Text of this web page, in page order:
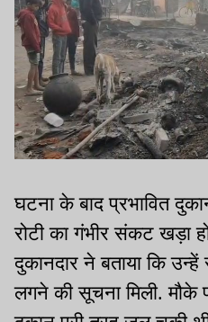
घटना के बाद प्रभावित
रोटी का गंभीर संकट खड़ा
दुकानदार ने बताया कि
लगने की सूचना मिली.